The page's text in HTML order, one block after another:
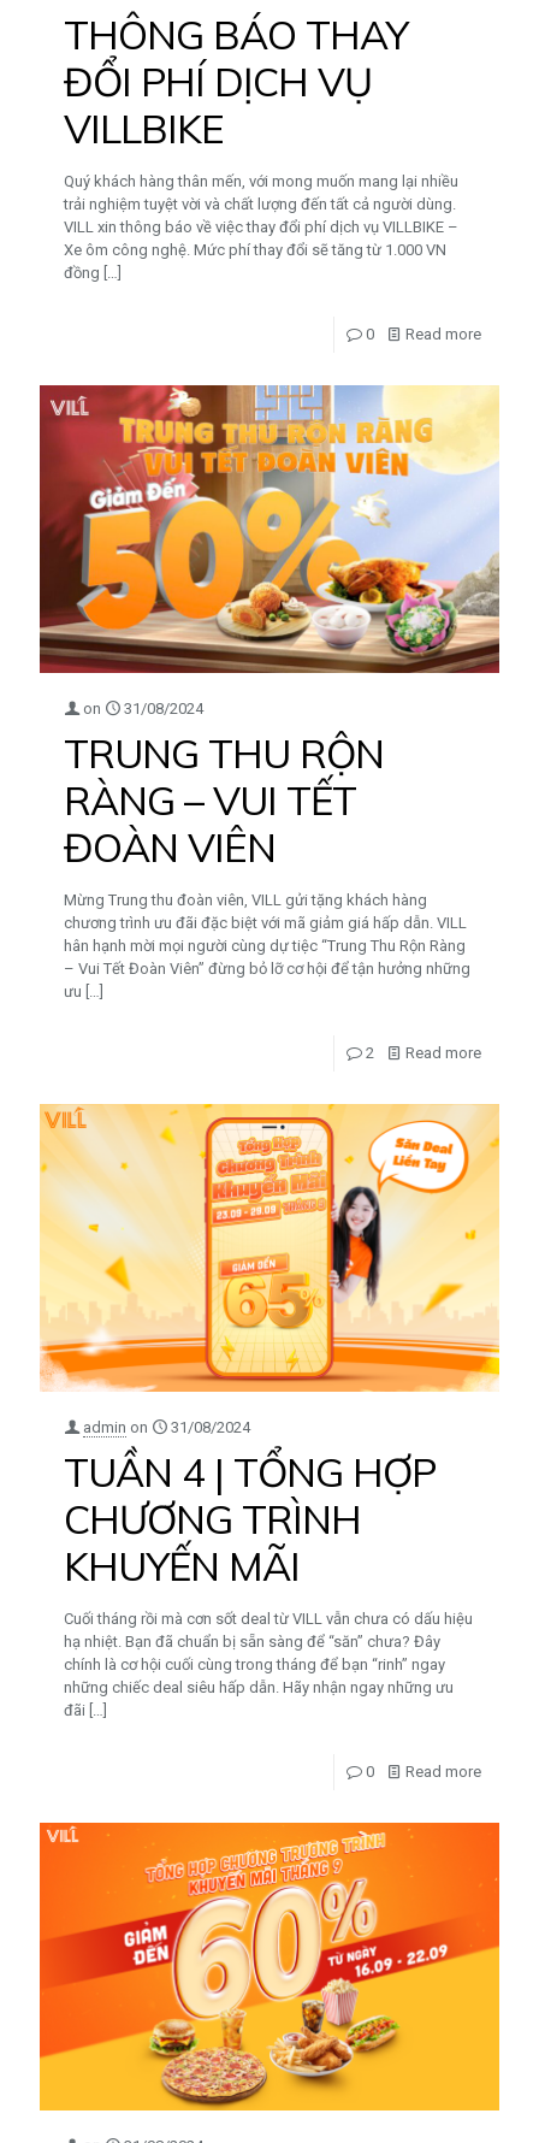
THÔNG BÁO THAY
ĐỔI PHÍ DỊCH VỤ
VILLBIKE
Quý khách hàng thân mến, với mong muốn mang lại nhiều
trải nghiệm tuyệt vời và chất lượng đến tất cả người dùng.
VILL xin thông báo về việc thay đổi phí dịch vụ VILLBIKE –
Xe ôm công nghệ. Mức phí thay đổi sẽ tăng từ 1.000 VN
đồng […]
0 Read more
on 31/08/2024
TRUNG THU RỘN
RÀNG – VUI TẾT
ĐOÀN VIÊN
Mừng Trung thu đoàn viên, VILL gửi tặng khách hàng
chương trình ưu đãi đặc biệt với mã giảm giá hấp dẫn. VILL
hân hạnh mời mọi người cùng dự tiệc “Trung Thu Rộn Ràng
– Vui Tết Đoàn Viên” đừng bỏ lỡ cơ hội để tận hưởng những
ưu […]
2 Read more
admin on 31/08/2024
TUẦN 4 | TỔNG HỢP
CHƯƠNG TRÌNH
KHUYẾN MÃI
Cuối tháng rồi mà cơn sốt deal từ VILL vẫn chưa có dấu hiệu
hạ nhiệt. Bạn đã chuẩn bị sẵn sàng để “săn” chưa? Đây
chính là cơ hội cuối cùng trong tháng để bạn “rinh” ngay
những chiếc deal siêu hấp dẫn. Hãy nhận ngay những ưu
đãi […]
0 Read more